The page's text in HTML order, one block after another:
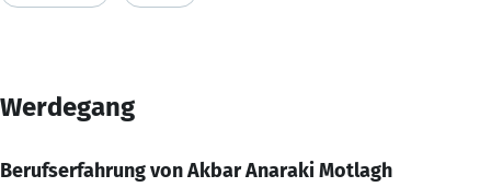
Werdegang
Berufserfahrung von Akbar Anaraki Motlagh